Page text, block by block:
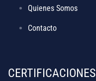
Quienes Somos
Contacto
CERTIFICACIONES